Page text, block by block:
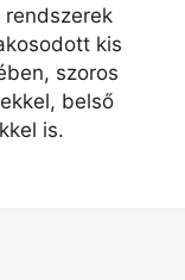
rendszerek
kis
szoros
belső
is.